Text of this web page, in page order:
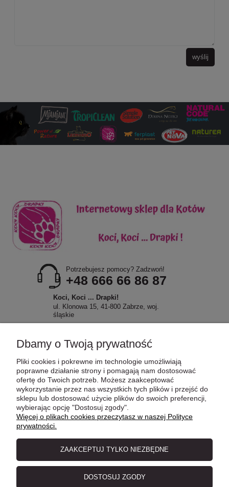
wyślij
Potrzebujesz pomocy? Zadzwoń!
+48 666 66 86 87
Koci, Koci ... Drapki!
ul. Klonowa 15, 41-800 Zabrze, woj.
śląskie
POMOC
MOJE KONTO
PŁATNOŚCI I DOSTAWA
Dbamy o Twoją prywatność
Pliki cookies i pokrewne im technologie umożliwiają
poprawne działanie strony i pomagają nam dostosować
ofertę do Twoich potrzeb. Możesz zaakceptować
wykorzystanie przez nas wszystkich tych plików i przejść do
sklepu lub dostosować użycie plików do swoich preferencji,
wybierając opcję "Dostosuj zgody".
Więcej o plikach cookies przeczytasz w naszej Polityce
prywatności.
ZAAKCEPTUJ TYLKO NIEZBĘDNE
DOSTOSUJ ZGODY